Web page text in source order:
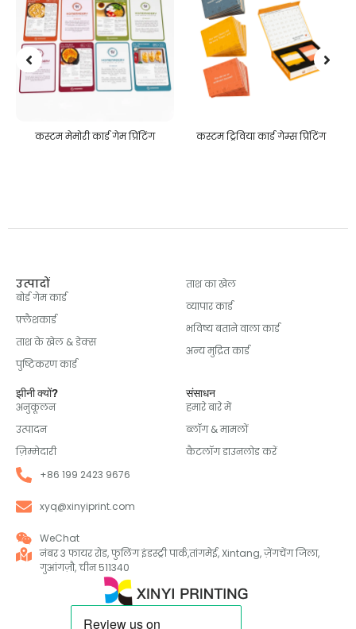
कस्टम ट्रिविया कार्ड गेम्स प्रिंटिंग कस्टम आरा पहेलियाँ
उत्पादों
बोर्ड गेम कार्ड
फ़्लैशकार्ड
ताश के खेल & डेक्स
पुष्टिकरण कार्ड
ताश का खेल
व्यापार कार्ड
भविष्य बताने वाला कार्ड
अन्य मुद्रित कार्ड
झीनी क्यों?
अनुकूलन
उत्पादन
ज़िम्मेदारी
संसाधन
हमारे बारे में
ब्लॉग & मामलों
कैटलॉग डाउनलोड करें
+86 199 2423 9676
xyq@xinyiprint.com
WeChat
नंबर 3 फायर रोड, फुलिंग इंडस्ट्री पार्क,तांगमेई, Xintang, ज़ेंगचेंग जिला,
गुआंगज़ौ, चीन 511340